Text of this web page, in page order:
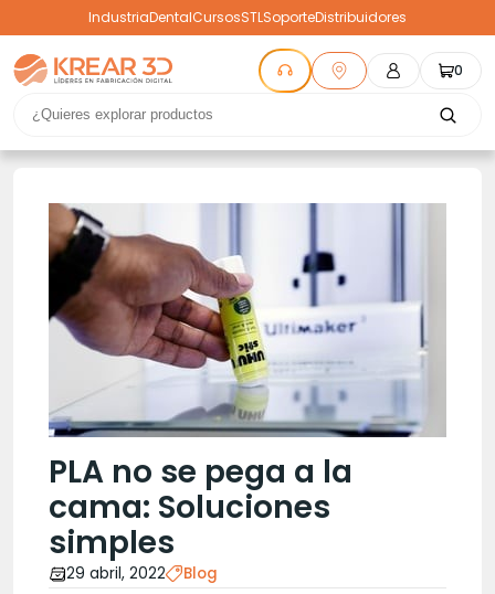
IndustriaDentalCursosSTLSoporteDistribuidores
0
PLA no se pega a la
cama: Soluciones
simples
29 abril, 2022 Blog